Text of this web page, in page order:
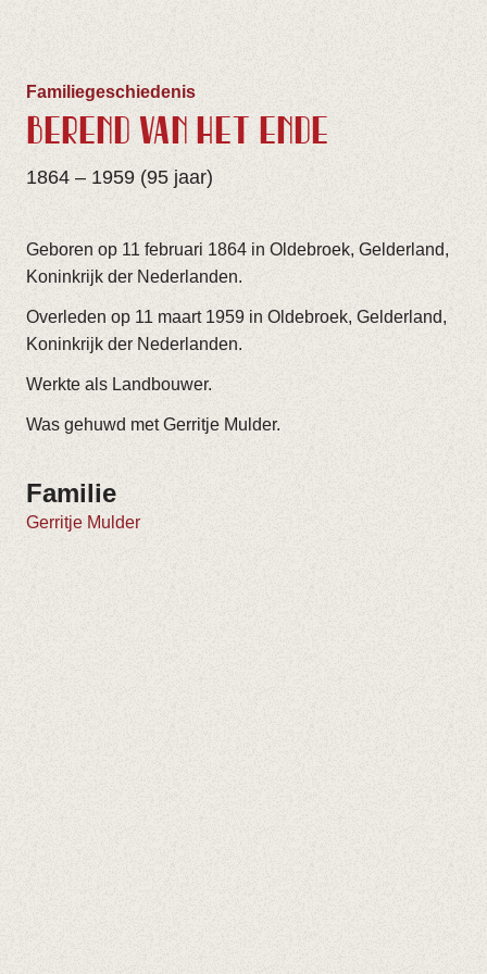
Familiegeschiedenis
BEREND VAN HET ENDE
1864 – 1959 (95 jaar)
Geboren op 11 februari 1864 in Oldebroek, Gelderland,
Koninkrijk der Nederlanden.
Overleden op 11 maart 1959 in Oldebroek, Gelderland,
Koninkrijk der Nederlanden.
Werkte als Landbouwer.
Was gehuwd met Gerritje Mulder.
Familie
Gerritje Mulder